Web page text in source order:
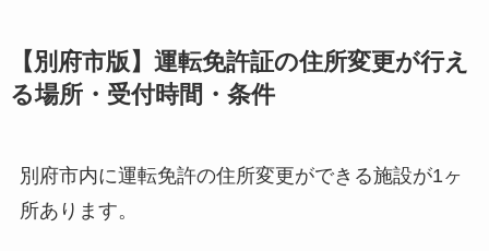
【別府市版】運転免許証の住所変更が行え
る場所・受付時間・条件
別府市内に運転免許の住所変更ができる施設が1ヶ
所あります。